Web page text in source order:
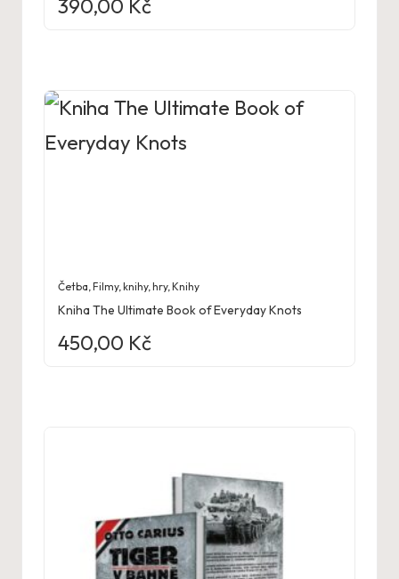
390,00 Kč
Četba,Filmy, knihy, hry,Knihy
Kniha The Ultimate Book of Everyday Knots
450,00 Kč